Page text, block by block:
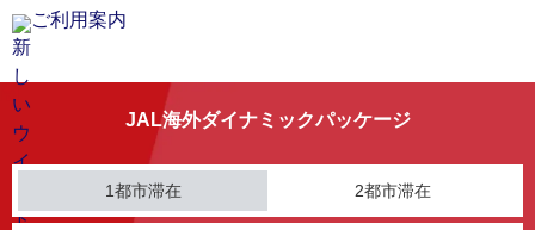
ご利用案内
JAL海外ダイナミックパッケージ
1都市滞在 2都市滞在